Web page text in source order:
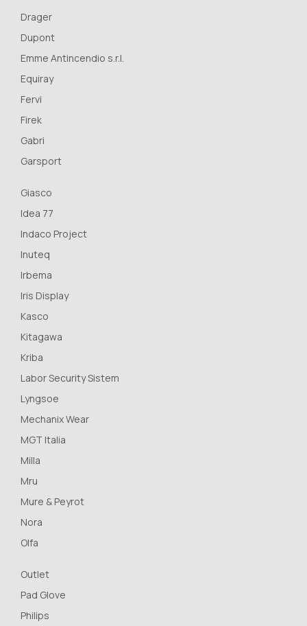
Drager
Dupont
Emme Antincendio s.r.l.
Equiray
Fervi
Firek
Gabri
Garsport
Giasco
Idea 77
Indaco Project
Inuteq
Irbema
Iris Display
Kasco
Kitagawa
Kriba
Labor Security Sistem
Lyngsoe
Mechanix Wear
MGT Italia
Milla
Mru
Mure & Peyrot
Nora
Olfa
Outlet
Pad Glove
Philips